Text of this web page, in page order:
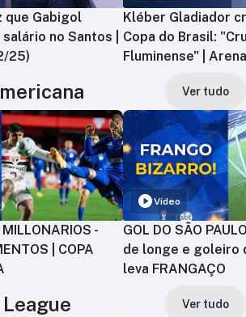
que Gabigol
no Santos |
25)
Kléber Gladiador
Copa do Brasil:
Fluminense" |
Ver tudo
-
| COPA
Vídeo
GOL DO SÃO
de longe e goleiro
leva FRANGAÇO
Ver tudo